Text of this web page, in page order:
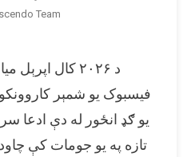
Team
د ۲۰۲۶ کال
فیسبوک یو شمېر
یو ګډ انځور له دې ادعا
تازه په یو جومات کې